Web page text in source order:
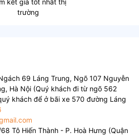
kết giá tốt nhất thị
trường
69 Láng Trung, Ngõ 107 Nguyễn
Hà Nội (Quý khách đi từ ngõ 562
khách để ở bãi xe 570 đường Láng
Tô Hiến Thành - P. Hoà Hưng (Quận